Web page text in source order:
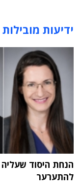
ידיעות מובילות
הנחת היסוד שעליה
להתערער